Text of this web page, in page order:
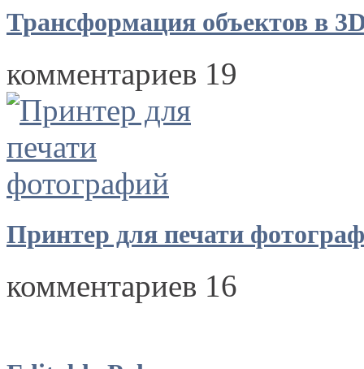
Трансформация объектов в
комментариев 19
Принтер для печати
комментариев 16